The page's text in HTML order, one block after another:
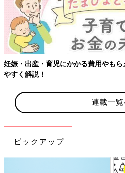
をわかり
連載一
ピックアップ